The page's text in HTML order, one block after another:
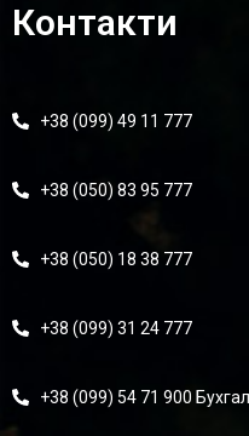
Контакти
+38 (099) 49 11 777
+38 (050) 83 95 777
+38 (050) 18 38 777
+38 (099) 31 24 777
+38 (099) 54 71 900